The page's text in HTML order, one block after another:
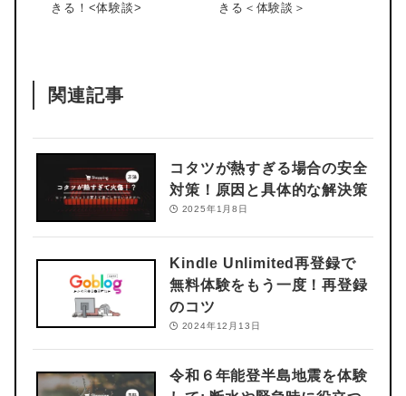
きる！<体験談>
きる＜体験談＞
関連記事
コタツが熱すぎる場合の安全
対策！原因と具体的な解決策
2025年1月8日
Kindle Unlimited再登録で
無料体験をもう一度！再登録
のコツ
2024年12月13日
令和６年能登半島地震を体験